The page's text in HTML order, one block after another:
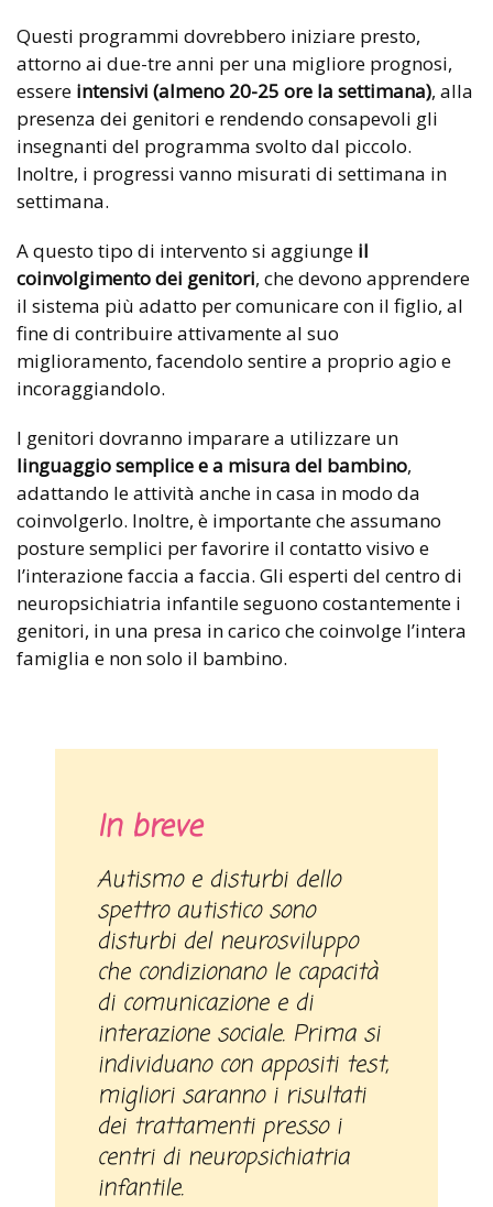
Questi programmi dovrebbero iniziare presto,
attorno ai due-tre anni per una migliore prognosi,
essere intensivi (almeno 20-25 ore la settimana), alla
presenza dei genitori e rendendo consapevoli gli
insegnanti del programma svolto dal piccolo.
Inoltre, i progressi vanno misurati di settimana in
settimana.
A questo tipo di intervento si aggiunge il
coinvolgimento dei genitori, che devono apprendere
il sistema più adatto per comunicare con il figlio, al
fine di contribuire attivamente al suo
miglioramento, facendolo sentire a proprio agio e
incoraggiandolo.
I genitori dovranno imparare a utilizzare un
linguaggio semplice e a misura del bambino,
adattando le attività anche in casa in modo da
coinvolgerlo. Inoltre, è importante che assumano
posture semplici per favorire il contatto visivo e
l’interazione faccia a faccia. Gli esperti del centro di
neuropsichiatria infantile seguono costantemente i
genitori, in una presa in carico che coinvolge l’intera
famiglia e non solo il bambino.
In breve
Autismo e disturbi dello
spettro autistico sono
disturbi del neurosviluppo
che condizionano le capacità
di comunicazione e di
interazione sociale. Prima si
individuano con appositi test,
migliori saranno i risultati
dei trattamenti presso i
centri di neuropsichiatria
infantile.